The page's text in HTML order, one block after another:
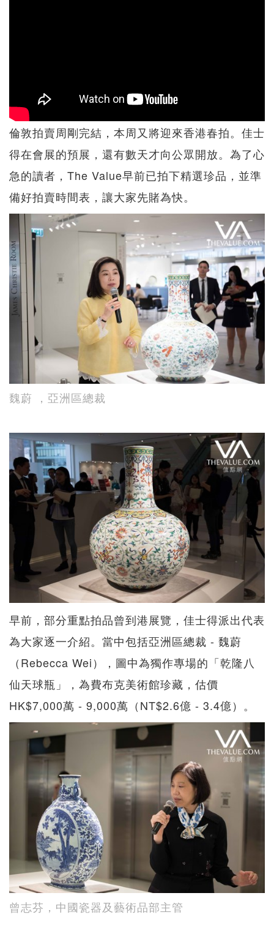
倫敦拍賣周剛完結，本周又將迎來香港春拍。佳士
得在會展的預展，還有數天才向公眾開放。為了心
急的讀者，The Value早前已拍下精選珍品，並準
備好拍賣時間表，讓大家先賭為快。
魏蔚 ，亞洲區總裁
早前，部分重點拍品曾到港展覽，佳士得派出代表
為大家逐一介紹。當中包括亞洲區總裁 - 魏蔚
（Rebecca Wei），圖中為獨作專場的「乾隆八
仙天球瓶」，為費布克美術館珍藏，估價
HK$7,000萬 - 9,000萬（NT$2.6億 - 3.4億）。
曾志芬，中國瓷器及藝術品部主管